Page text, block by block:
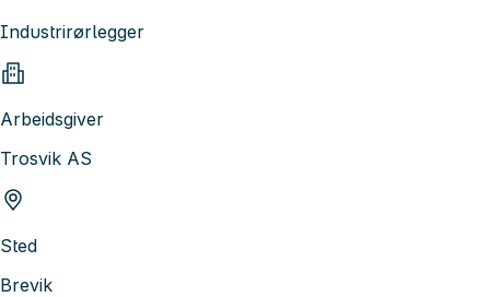
Industrirørlegger
Arbeidsgiver
Trosvik AS
Sted
Brevik